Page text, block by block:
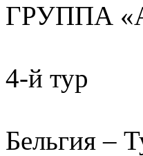
ГРУППА
4-й тур
Бельгия –